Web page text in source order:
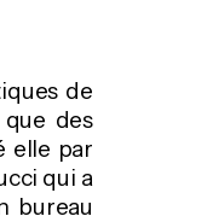
de
des
elle par
qui a
bureau